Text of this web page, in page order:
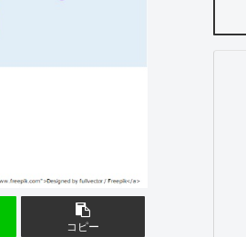
コピー